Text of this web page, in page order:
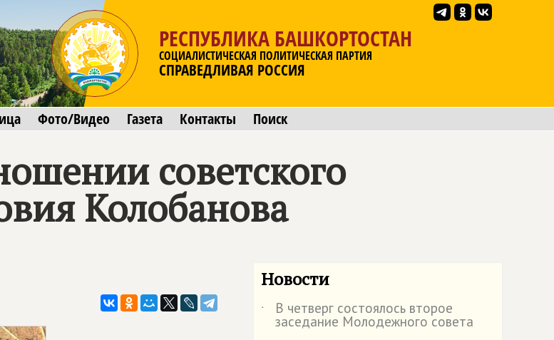
РЕСПУБЛИКА БАШКОРТОСТАН
СОЦИАЛИСТИЧЕСКАЯ ПОЛИТИЧЕСКАЯ ПАРТИЯ
СПРАВЕДЛИВАЯ РОССИЯ
Фото/Видео Газета Контакты Поиск
советского
Колобанова
Новости
˙ В четверг состоялось второе
заседание Молодежного совета